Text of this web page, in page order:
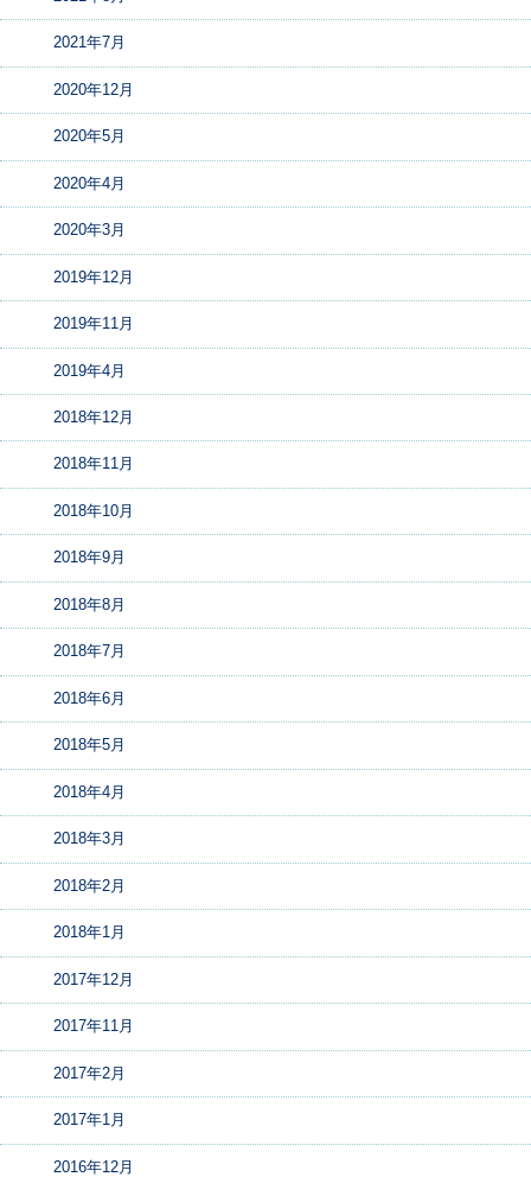
2021年7月
2020年12月
2020年5月
2020年4月
2020年3月
2019年12月
2019年11月
2019年4月
2018年12月
2018年11月
2018年10月
2018年9月
2018年8月
2018年7月
2018年6月
2018年5月
2018年4月
2018年3月
2018年2月
2018年1月
2017年12月
2017年11月
2017年2月
2017年1月
2016年12月